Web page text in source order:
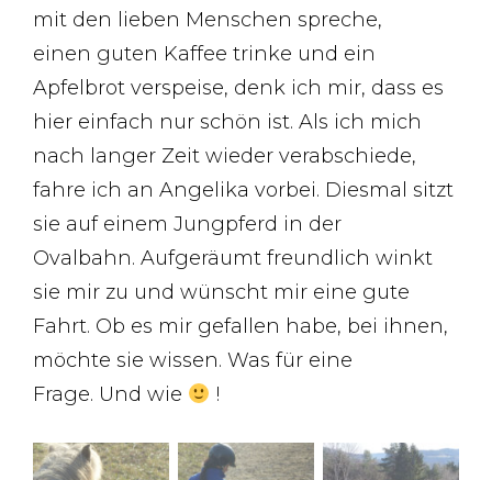
mit den lieben Menschen spreche,
einen guten Kaffee trinke und ein
Apfelbrot verspeise, denk ich mir, dass es
hier einfach nur schön ist. Als ich mich
nach langer Zeit wieder verabschiede,
fahre ich an Angelika vorbei. Diesmal sitzt
sie auf einem Jungpferd in der
Ovalbahn. Aufgeräumt freundlich winkt
sie mir zu und wünscht mir eine gute
Fahrt. Ob es mir gefallen habe, bei ihnen,
möchte sie wissen. Was für eine
Frage. Und wie
!